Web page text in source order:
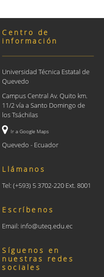
Centro de
información
Universidad Técnica Estatal de
Quevedo
Campus Central Av. Quito km.
11/2 vía a Santo Domingo de
los Tsáchilas
Ir a Google Maps
Quevedo - Ecuador
Llámanos
Tel: (+593) 5 3702-220 Ext. 8001
Escríbenos
Email: info@uteq.edu.ec
Síguenos en
nuestras redes
sociales